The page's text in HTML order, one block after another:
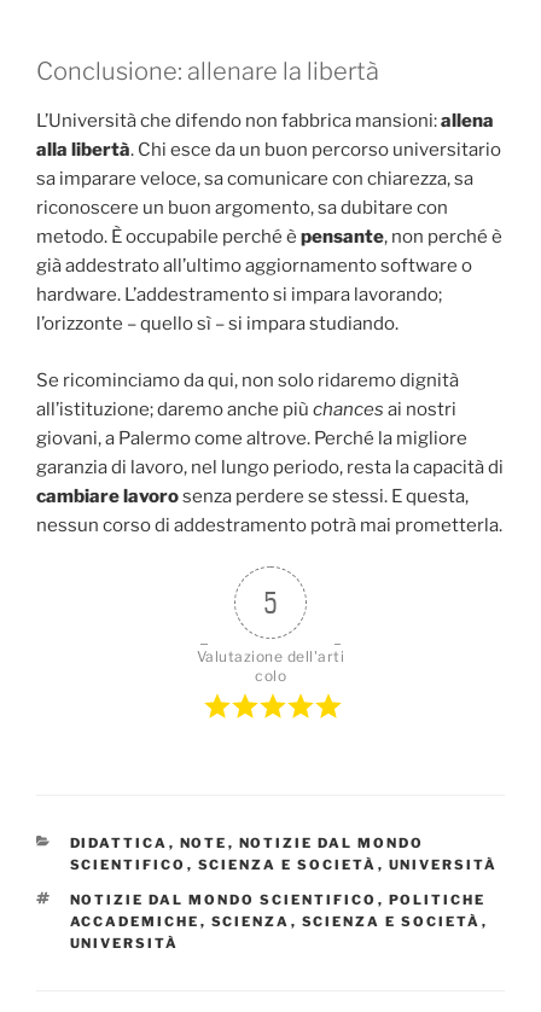
Conclusione: allenare la libertà
L’Università che difendo non fabbrica mansioni:allena
alla libertà. Chi esce da un buon percorso universitario
sa imparare veloce, sa comunicare con chiarezza, sa
riconoscere un buon argomento, sa dubitare con
metodo. È occupabile perché è pensante, non perché è
già addestrato all’ultimo aggiornamento software o
hardware. L’addestramento si impara lavorando;
l’orizzonte – quello sì – si impara studiando.
Se ricominciamo da qui, non solo ridaremo dignità
all’istituzione; daremo anche più chances ai nostri
giovani, a Palermo come altrove. Perché la migliore
garanzia di lavoro, nel lungo periodo, resta la capacità di
cambiare lavorosenza perdere se stessi. E questa,
nessun corso di addestramento potrà mai prometterla.
5
Valutazione dell'arti
colo
CATEGORIE
DIDATTICA , NOTE , NOTIZIE DAL MONDO
SCIENTIFICO , SCIENZA E SOCIETÀ , UNIVERSITÀ
TAG
NOTIZIE DAL MONDO SCIENTIFICO , POLITICHE
ACCADEMICHE , SCIENZA , SCIENZA E SOCIETÀ ,
UNIVERSITÀ